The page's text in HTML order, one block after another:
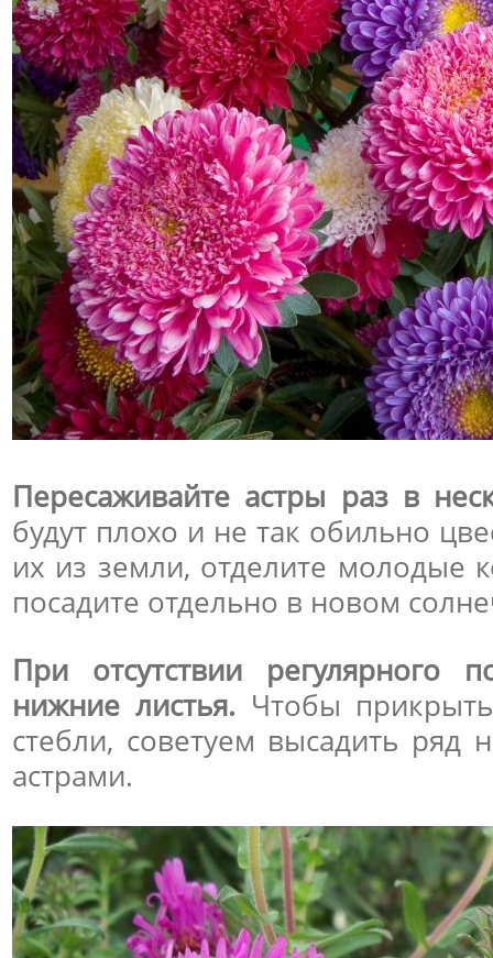
Пересаживайте астры раз в
будут плохо и не так обильно
их из земли, отделите молодые
посадите отдельно в новом
При отсутствии регулярного
нижние листья. Чтобы
стебли, советуем высадить ряд
астрами.